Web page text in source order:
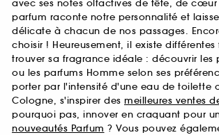
avec ses notes olfactives de tête, de
parfum raconte notre personnalité et
délicate à chacun de nos passages.
choisir ! Heureusement, il existe
trouver sa fragrance idéale : découvrir les
ou les parfums Homme selon ses
porter par l'intensité d'une eau de toilette
Cologne, s'inspirer des meilleures ventes
pourquoi pas, innover en craquant pour
nouveautés Parfum ? Vous pouvez